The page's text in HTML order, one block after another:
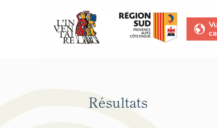
Résultats